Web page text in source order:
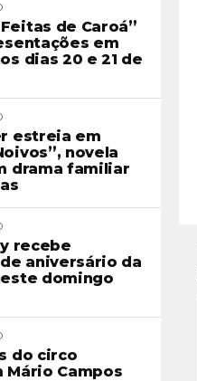
de Caroá”
em
dias 20 e 21 de
estreia em
novela
drama familiar
recebe
aniversário da
domingo
do circo
Campos